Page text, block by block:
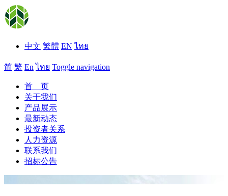
中文 繁體 EN ไทย
简 繁 En ไทย Toggle navigation
首 页
关于我们
产品展示
最新动态
投资者关系
人力资源
联系我们
招标公告